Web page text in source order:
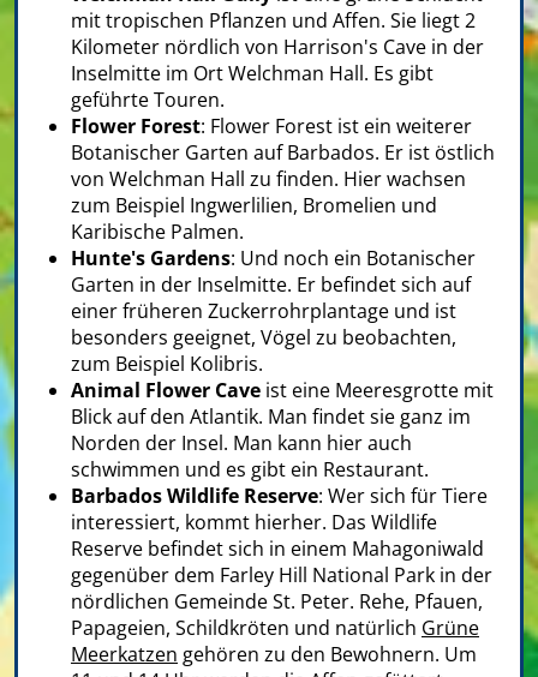
mit tropischen Pflanzen und Affen. Sie liegt 2
Kilometer nördlich von Harrison's Cave in der
Inselmitte im Ort Welchman Hall. Es gibt
geführte Touren.
Flower Forest: Flower Forest ist ein weiterer
Botanischer Garten auf Barbados. Er ist östlich
von Welchman Hall zu finden. Hier wachsen
zum Beispiel Ingwerlilien, Bromelien und
Karibische Palmen.
Hunte's Gardens: Und noch ein Botanischer
Garten in der Inselmitte. Er befindet sich auf
einer früheren Zuckerrohrplantage und ist
besonders geeignet, Vögel zu beobachten,
zum Beispiel Kolibris.
Animal Flower Cave ist eine Meeresgrotte mit
Blick auf den Atlantik. Man findet sie ganz im
Norden der Insel. Man kann hier auch
schwimmen und es gibt ein Restaurant.
Barbados Wildlife Reserve: Wer sich für Tiere
interessiert, kommt hierher. Das Wildlife
Reserve befindet sich in einem Mahagoniwald
gegenüber dem Farley Hill National Park in der
nördlichen Gemeinde St. Peter. Rehe, Pfauen,
Papageien, Schildkröten und natürlich Grüne
Meerkatzen gehören zu den Bewohnern. Um